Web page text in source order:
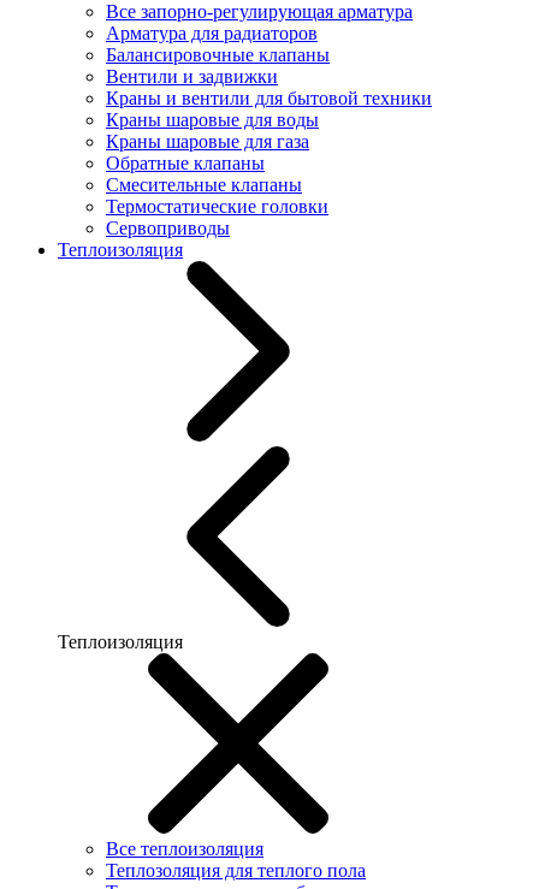
Все запорно-регулирующая арматура
Арматура для радиаторов
Балансировочные клапаны
Вентили и задвижки
Краны и вентили для бытовой техники
Краны шаровые для воды
Краны шаровые для газа
Обратные клапаны
Смесительные клапаны
Термостатические головки
Сервоприводы
Теплоизоляция
Теплоизоляция
Все теплоизоляция
Теплозоляция для теплого пола